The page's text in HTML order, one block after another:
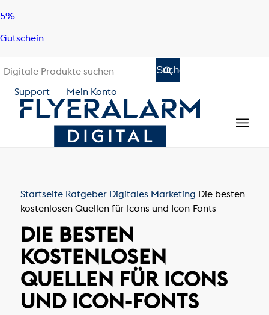
Skip
content
Skip
navigation
5%
Gutschein
Support Mein Konto
Startseite Ratgeber Digitales Marketing Die besten
kostenlosen Quellen für Icons und Icon-Fonts
DIE BESTEN
KOSTENLOSEN
QUELLEN FÜR ICONS
UND ICON-FONTS